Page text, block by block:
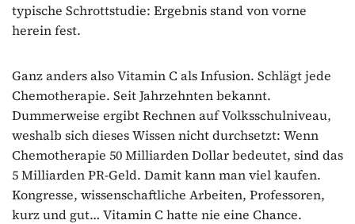
typische Schrottstudie: Ergebnis stand von vorne
herein fest.
Ganz anders also Vitamin C als Infusion. Schlägt jede
Chemotherapie. Seit Jahrzehnten bekannt.
Dummerweise ergibt Rechnen auf Volksschulniveau,
weshalb sich dieses Wissen nicht durchsetzt: Wenn
Chemotherapie 50 Milliarden Dollar bedeutet, sind das
5 Milliarden PR-Geld. Damit kann man viel kaufen.
Kongresse, wissenschaftliche Arbeiten, Professoren,
kurz und gut… Vitamin C hatte nie eine Chance.